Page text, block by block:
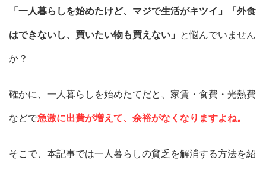
「一人暮らしを始めたけど、マジで生活がキツイ」「外食
はできないし、買いたい物も買えない」 と悩んでいません
か？
確かに、一人暮らしを始めたてだと、家賃・食費・光熱費
などで急激に出費が増えて、余裕がなくなりますよね。
そこで、本記事では一人暮らしの貧乏を解消する方法を紹